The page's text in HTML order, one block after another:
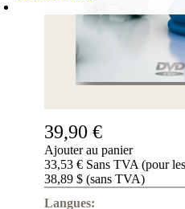
39,90 €
Ajouter au panier
33,53 € Sans TVA (pour
38,89 $ (sans TVA)
Langues: